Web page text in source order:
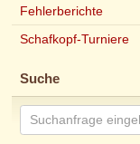
Fehlerberichte
Schafkopf-Turniere
Suche